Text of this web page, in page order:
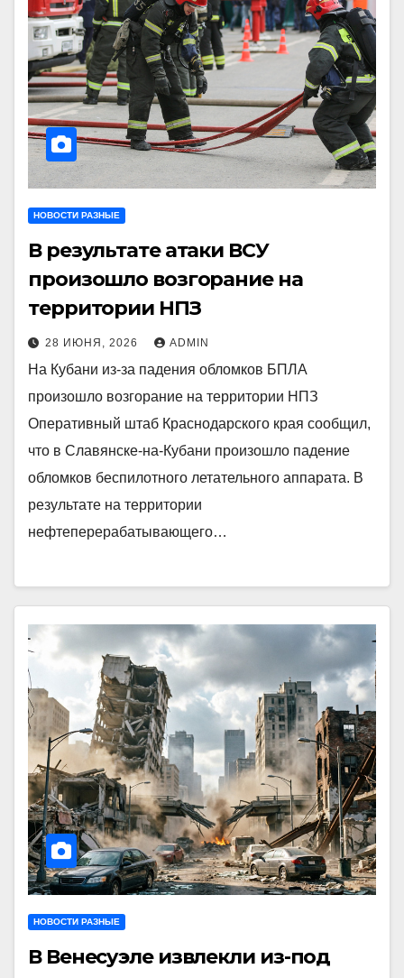
НОВОСТИ РАЗНЫЕ
В результате атаки ВСУ
произошло возгорание на
территории НПЗ
28 ИЮНЯ, 2026 ADMIN
На Кубани из-за падения обломков БПЛА
произошло возгорание на территории НПЗ
Оперативный штаб Краснодарского края сообщил,
что в Славянске-на-Кубани произошло падение
обломков беспилотного летательного аппарата. В
результате на территории
нефтеперерабатывающего…
НОВОСТИ РАЗНЫЕ
В Венесуэле извлекли из-под